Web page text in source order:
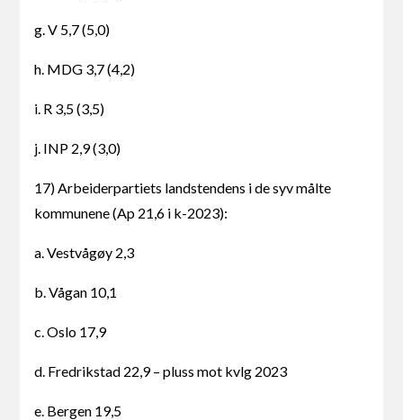
g. V 5,7 (5,0)
h. MDG 3,7 (4,2)
i. R 3,5 (3,5)
j. INP 2,9 (3,0)
17) Arbeiderpartiets landstendens i de syv målte
kommunene (Ap 21,6 i k-2023):
a. Vestvågøy 2,3
b. Vågan 10,1
c. Oslo 17,9
d. Fredrikstad 22,9 – pluss mot kvlg 2023
e. Bergen 19,5